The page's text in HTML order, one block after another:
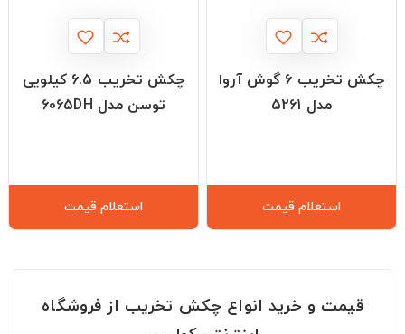
چکش تخریب 6 گوش آروا
مدل 5261
استعلام قیمت
چکش تخریب 6.5 کیلویی
توسن مدل 6065DH
استعلام قیمت
قیمت و خرید انواع چکش تخریب از فروشگاه